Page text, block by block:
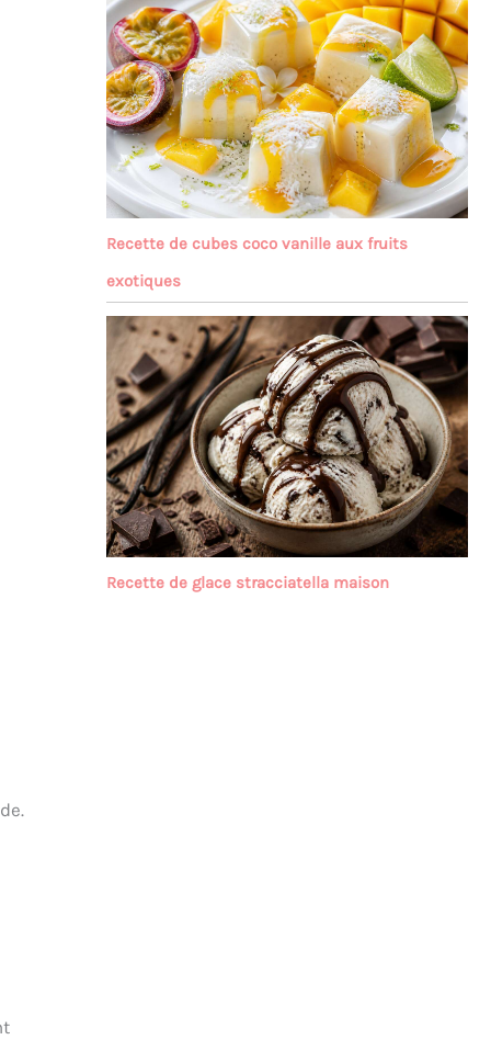
Recette de cubes coco vanille aux fruits
exotiques
Recette de glace stracciatella maison